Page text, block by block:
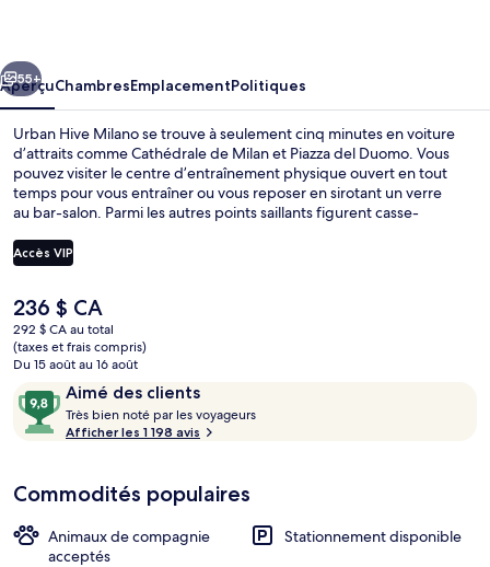
Suivant
55+
AperçuChambresEmplacementPolitiques
Urban Hive Milano se trouve à seulement cinq minutes en voiture
d’attraits comme Cathédrale de Milan et Piazza del Duomo. Vous
pouvez visiter le centre d’entraînement physique ouvert en tout
temps pour vous entraîner ou vous reposer en sirotant un verre
au bar-salon. Parmi les autres points saillants figurent casse-
apprécient la proximité au transport en commun : Station de métro
Moscova se trouve à quelques pas, tandis que Arena Tram Stop est
Accès VIP
Le
prix
actuel
est
de 236 $ CA
236 $ CA
292 $ CA au total
(taxes et frais compris)
Du 15 août au 16 août
Avis Aimé des clients
9,8
sur
10,
clients
Très bien noté par les voyageurs
i
e
Afficher les 1 198 avis
Commodités populaires
Animaux de compagnie
acceptés
Stationnement disponible